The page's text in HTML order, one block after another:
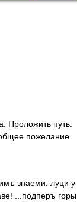
Проложить путь.
пожелание
знаеми, луци у
...подперъ горы